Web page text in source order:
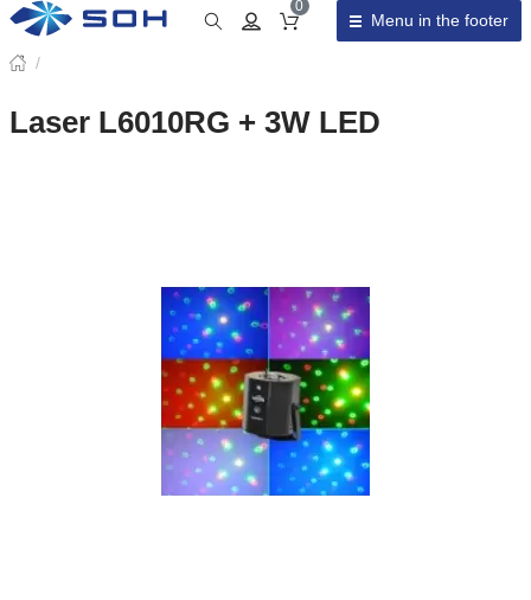
Cart total
0
Menu in the footer
/
Laser L6010RG + 3W LED